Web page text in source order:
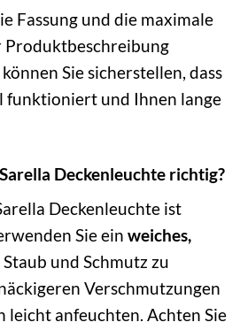
Fassung und die maximale
Produktbeschreibung
Sie sicherstellen, dass
funktioniert und Ihnen lange
Deckenleuchte richtig?
Deckenleuchte ist
Sie ein weiches,
Staub und Schmutz zu
Verschmutzungen
leicht anfeuchten. Achten Sie